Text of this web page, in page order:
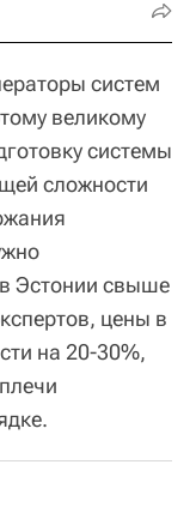
систем
великому
системы
сложности
Эстонии свыше
цены в
на 20-30%,